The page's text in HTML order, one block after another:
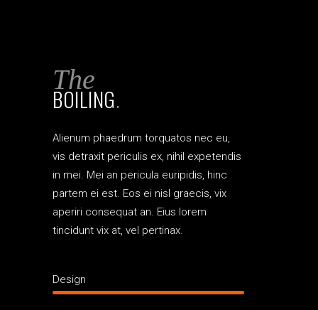
The
BOILING.
Alienum phaedrum torquatos nec eu,
vis detraxit periculis ex, nihil expetendis
in mei. Mei an pericula euripidis, hinc
partem ei est. Eos ei nisl graecis, vix
aperiri consequat an. Eius lorem
tincidunt vix at, vel pertinax.
Design